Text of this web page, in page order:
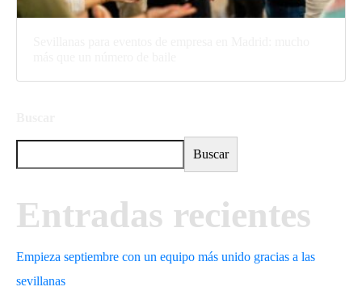
Buscar
Entradas recientes
Empieza septiembre con un equipo más unido gracias a las
sevillanas